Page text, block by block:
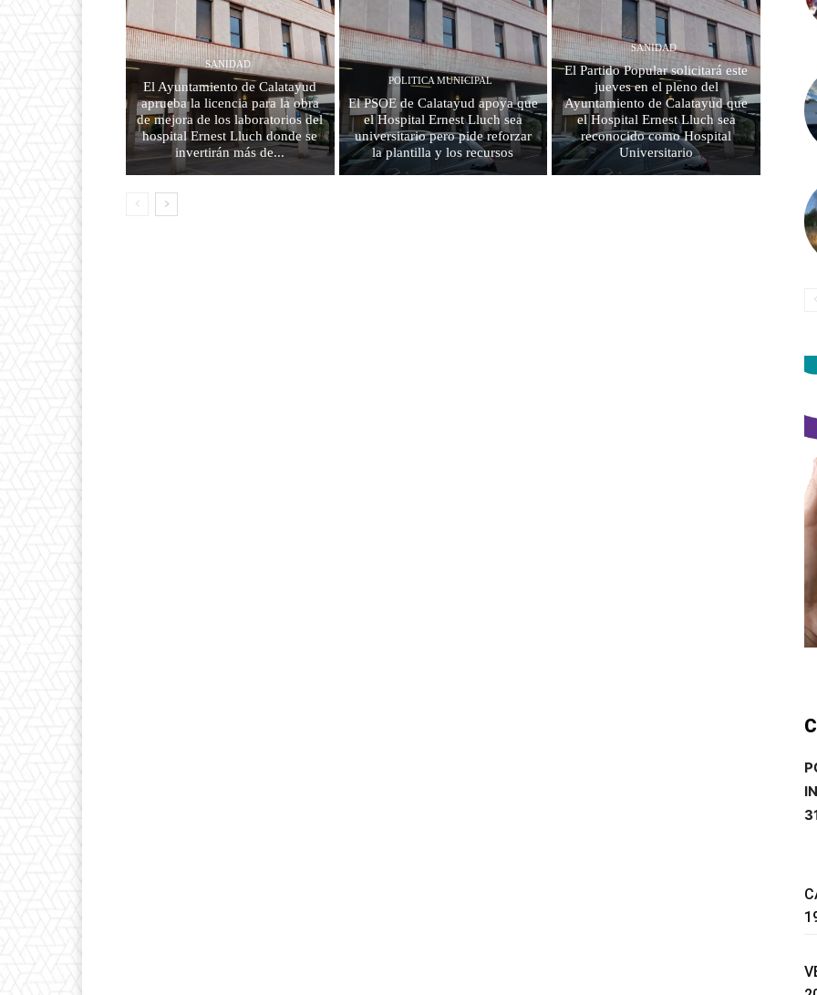
SANIDAD
El Ayuntamiento de Calatayud
aprueba la licencia para la obra
de mejora de los laboratorios del
hospital Ernest Lluch donde se
invertirán más de...
POLITICA MUNICIPAL
El PSOE de Calatayud apoya que
el Hospital Ernest Lluch sea
universitario pero pide reforzar
la plantilla y los recursos
SANIDAD
El Partido Popular solicitará este
jueves en el pleno del
Ayuntamiento de Calatayud que
el Hospital Ernest Lluch sea
reconocido como Hospital
Universitario